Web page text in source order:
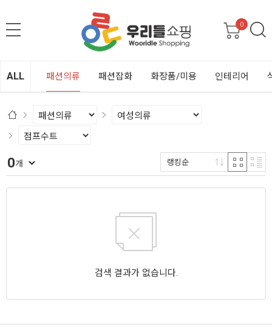
0
ALL 패션의류 패션잡화 화장품/미용 인테리어
0개 랭킹순
검색 결과가 없습니다.